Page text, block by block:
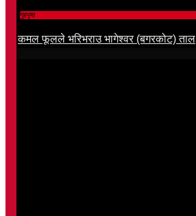
गृहपृष्ठ
कमल फूलले भरिभराउ भागेश्वर (बगरकोट) ताल